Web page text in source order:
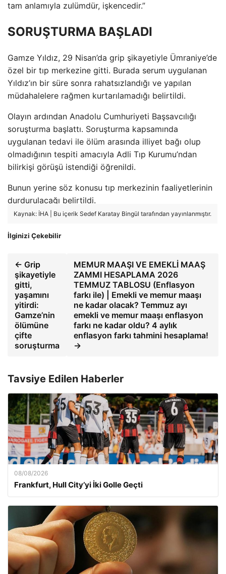
tam anlamıyla zulümdür, işkencedir.”
SORUŞTURMA BAŞLADI
Gamze Yıldız, 29 Nisan’da grip şikayetiyle Ümraniye’de
özel bir tıp merkezine gitti. Burada serum uygulanan
Yıldız’ın bir süre sonra rahatsızlandığı ve yapılan
müdahalelere rağmen kurtarılamadığı belirtildi.
Olayın ardından Anadolu Cumhuriyeti Başsavcılığı
soruşturma başlattı. Soruşturma kapsamında
uygulanan tedavi ile ölüm arasında illiyet bağı olup
olmadığının tespiti amacıyla Adli Tıp Kurumu’ndan
bilirkişi görüşü istendiği öğrenildi.
Bunun yerine söz konusu tıp merkezinin faaliyetlerinin
durdurulacağı belirtildi.
Kaynak: İHA | Bu içerik Sedef Karatay Bingül tarafından yayınlanmıştır.
İlginizi Çekebilir
← Grip
şikayetiyle
gitti,
yaşamını
yitirdi:
Gamze’nin
ölümüne
çifte
soruşturma
MEMUR MAAŞI VE EMEKLİ MAAŞ
ZAMMI HESAPLAMA 2026
TEMMUZ TABLOSU (Enflasyon
farkı ile) | Emekli ve memur maaşı
ne kadar olacak? Temmuz ayı
emekli ve memur maaşı enflasyon
farkı ne kadar oldu? 4 aylık
enflasyon farkı tahmini hesaplama!
→
Tavsiye Edilen Haberler
08/08/2026
Frankfurt, Hull City’yi İki Golle Geçti